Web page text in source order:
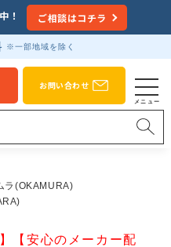
！ ご相談はコチラ
※一部地域を除く
お問い合わせ
ラ(OKAMURA)
【安心のメーカー配